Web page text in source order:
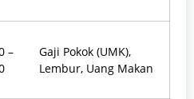
–
Gaji Pokok (UMK),
Lembur, Uang Makan